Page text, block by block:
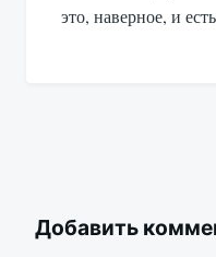
это, наверное, и
Добавить